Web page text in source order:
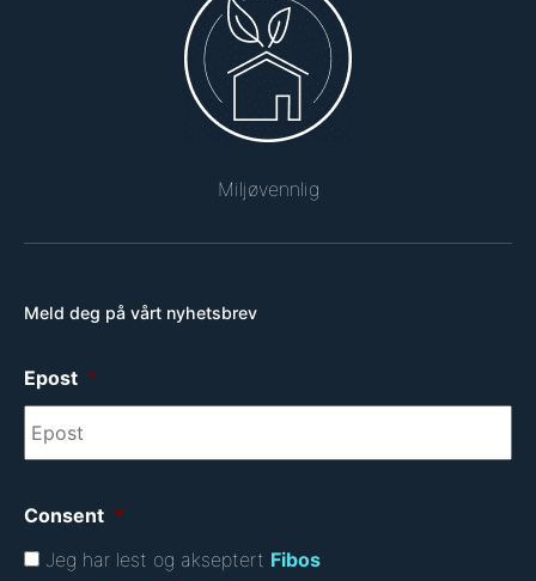
Miljøvennlig
Meld deg på vårt nyhetsbrev
Epost *
Consent *
Jeg har lest og akseptert Fibos